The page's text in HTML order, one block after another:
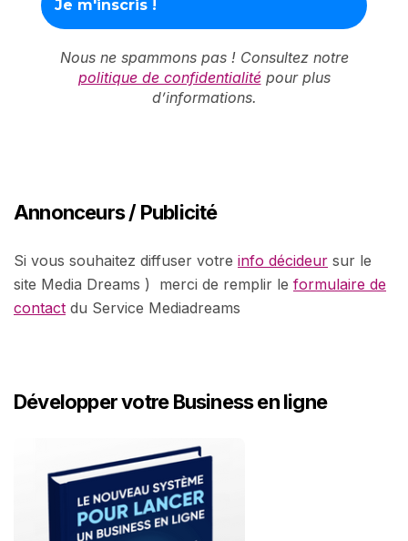
Nous ne spammons pas ! Consultez notre
politique de confidentialitépour plus
d’informations.
Annonceurs / Publicité
Si vous souhaitez diffuser votre info décideur sur le
site Media Dreams ) merci de remplir le formulaire de
contact du Service Mediadreams
Développer votre Business en ligne